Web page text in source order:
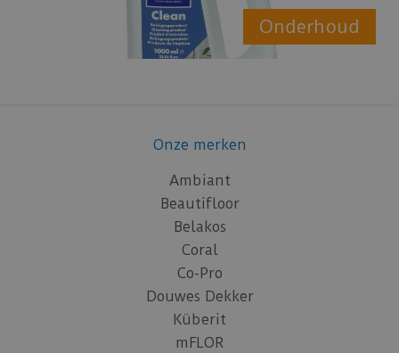
Onderhoud
Onze merken
Ambiant
Beautifloor
Belakos
Coral
Co-Pro
Douwes Dekker
Küberit
mFLOR